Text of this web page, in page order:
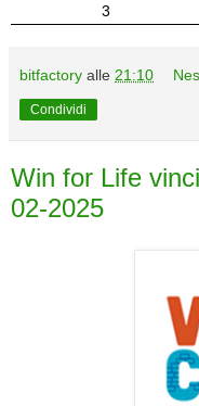
3
bitfactory alle 21:10
Condividi
Win for Life
02-2025